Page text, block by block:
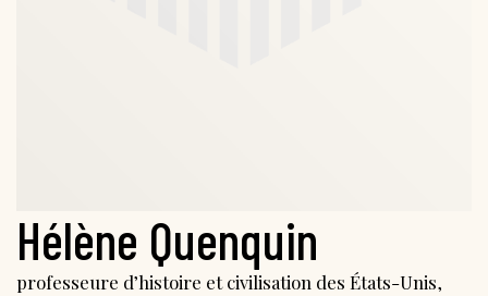
Hélène Quenquin
professeure d’histoire et civilisation des États-Unis,